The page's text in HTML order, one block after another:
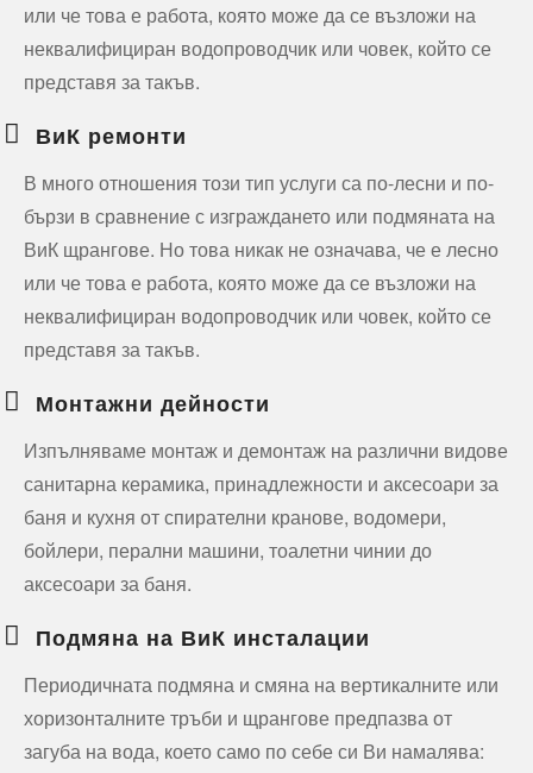
или че това е работа, която може да се възложи на
неквалифициран водопроводчик или човек, който се
представя за такъв.
ВиК ремонти
В много отношения този тип услуги са по-лесни и по-
бързи в сравнение с изграждането или подмяната на
ВиК щрангове. Но това никак не означава, че е лесно
или че това е работа, която може да се възложи на
неквалифициран водопроводчик или човек, който се
представя за такъв.
Монтажни дейности
Изпълняваме монтаж и демонтаж на различни видове
санитарна керамика, принадлежности и аксесоари за
баня и кухня от спирателни кранове, водомери,
бойлери, перални машини, тоалетни чинии до
аксесоари за баня.
Подмяна на ВиК инсталации
Периодичната подмяна и смяна на вертикалните или
хоризонталните тръби и щрангове предпазва от
загуба на вода, което само по себе си Ви намалява: